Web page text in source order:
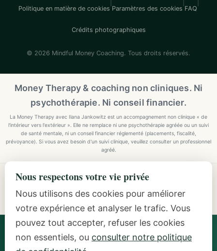
Politique en matière de cookies Paramètres des cookies FAQ
Crédits photographiques
© 2026 Mindful Money Coaching. Tous droits réservés.
Money Therapy & coaching non cliniques. Ni
psychothérapie. Ni conseil financier.
La Money Therapy avec Ilana Jankowitz est un accompagnement non clinique « de
l'intérieur vers l'extérieur ». Elle ne remplace ni une psychothérapie agréée ou un suivi
de santé mentale, ni un conseil financier réglementé (placements, fiscalité,
prévoyance). Si vous avez besoin d'un suivi clinique, veuillez consulter un professionnel
agréé.
Explore Mindful Money Coaching
Programmes, archetypes, the Inside-Out Method, and
resources.
Ilana Jankowitz · Certified Money Coach (CMC) · NLP
Practitioner · Inside-Out Money Coach (10+ Years) ·
Featured Speaker at Google & IAPC
Nous respectons votre vie privée
Nous utilisons des cookies pour améliorer
votre expérience et analyser le trafic. Vous
pouvez tout accepter, refuser les cookies
non essentiels, ou consulter notre politique